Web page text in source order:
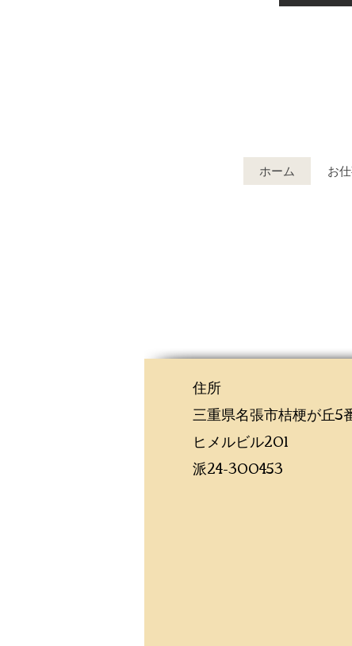
ホーム お
住所
三重県名張市桔梗が丘5
ヒメルビル201
​​派24-300453